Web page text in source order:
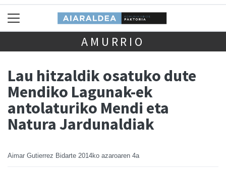
AMURRIO
Lau hitzaldik osatuko dute
Mendiko Lagunak-ek
antolaturiko Mendi eta
Natura Jardunaldiak
Aimar Gutierrez Bidarte 2014ko azaroaren 4a